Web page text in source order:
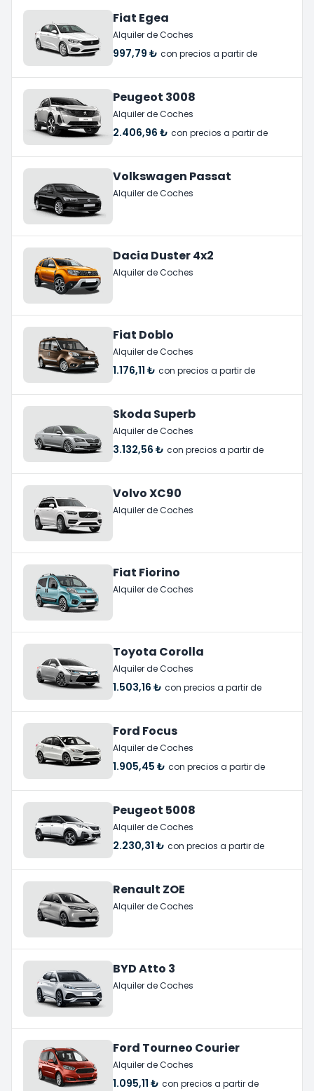
Fiat Egea
Alquiler de Coches
997,79 ₺ con precios a partir de
Peugeot 3008
Alquiler de Coches
2.406,96 ₺ con precios a partir de
Volkswagen Passat
Alquiler de Coches
Dacia Duster 4x2
Alquiler de Coches
Fiat Doblo
Alquiler de Coches
1.176,11 ₺ con precios a partir de
Skoda Superb
Alquiler de Coches
3.132,56 ₺ con precios a partir de
Volvo XC90
Alquiler de Coches
Fiat Fiorino
Alquiler de Coches
Toyota Corolla
Alquiler de Coches
1.503,16 ₺ con precios a partir de
Ford Focus
Alquiler de Coches
1.905,45 ₺ con precios a partir de
Peugeot 5008
Alquiler de Coches
2.230,31 ₺ con precios a partir de
Renault ZOE
Alquiler de Coches
BYD Atto 3
Alquiler de Coches
Ford Tourneo Courier
Alquiler de Coches
1.095,11 ₺ con precios a partir de